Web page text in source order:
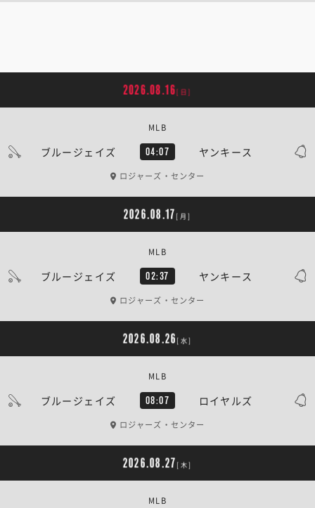
2026.08.16[日]
ブルージェイズ 04:07 ヤンキース
MLB
ロジャーズ・センター
2026.08.17 [月]
ブルージェイズ 02:37 ヤンキース
MLB
ロジャーズ・センター
2026.08.26 [水]
ブルージェイズ 08:07 ロイヤルズ
MLB
ロジャーズ・センター
2026.08.27 [木]
MLB